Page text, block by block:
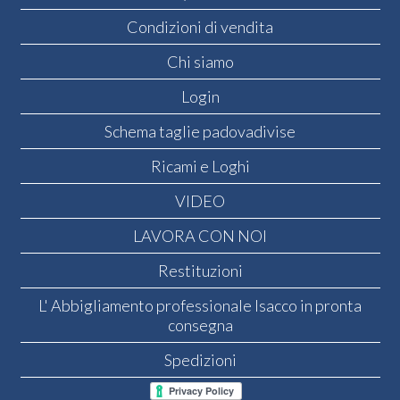
Condizioni di vendita
Chi siamo
Login
Schema taglie padovadivise
Ricami e Loghi
VIDEO
LAVORA CON NOI
Restituzioni
L' Abbigliamento professionale Isacco in pronta
consegna
Spedizioni